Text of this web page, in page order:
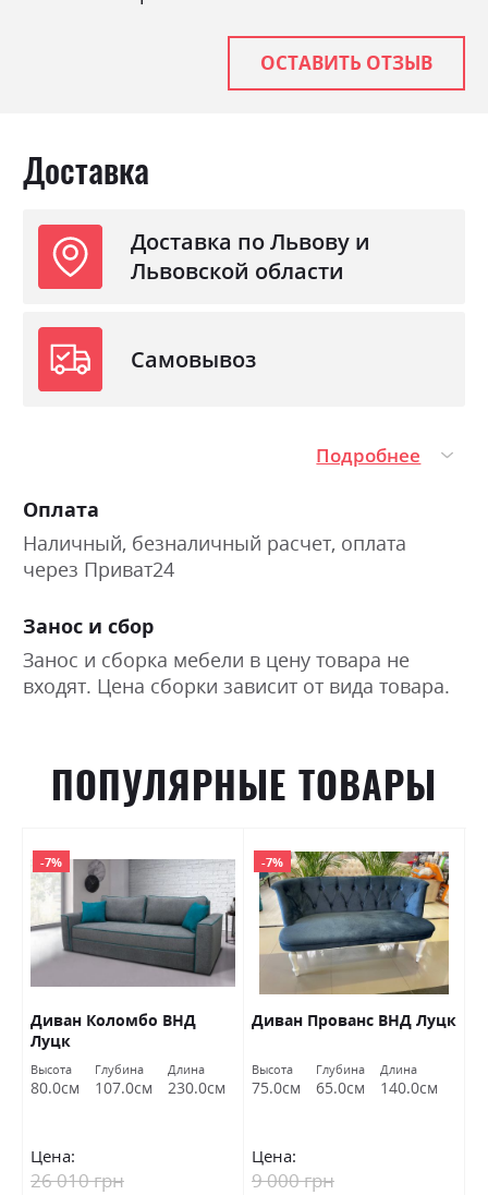
ОСТАВИТЬ ОТЗЫВ
Доставка
Доставка по Львову и
Львовской области
Самовывоз
Подробнее
Оплата
Наличный, безналичный расчет, оплата
через Приват24
Занос и сбор
Занос и сборка мебели в цену товара не
входят. Цена сборки зависит от вида товара.
ПОПУЛЯРНЫЕ ТОВАРЫ
-7%
Диван Коломбо ВНД
Луцк
Высота
80.0см
Глубина
107.0см
Длина
230.0см
Цена:
26 010 грн
-7%
Диван Прованс ВНД Луцк
Высота
75.0см
Глубина
65.0см
Длина
140.0см
Цена:
9 000 грн